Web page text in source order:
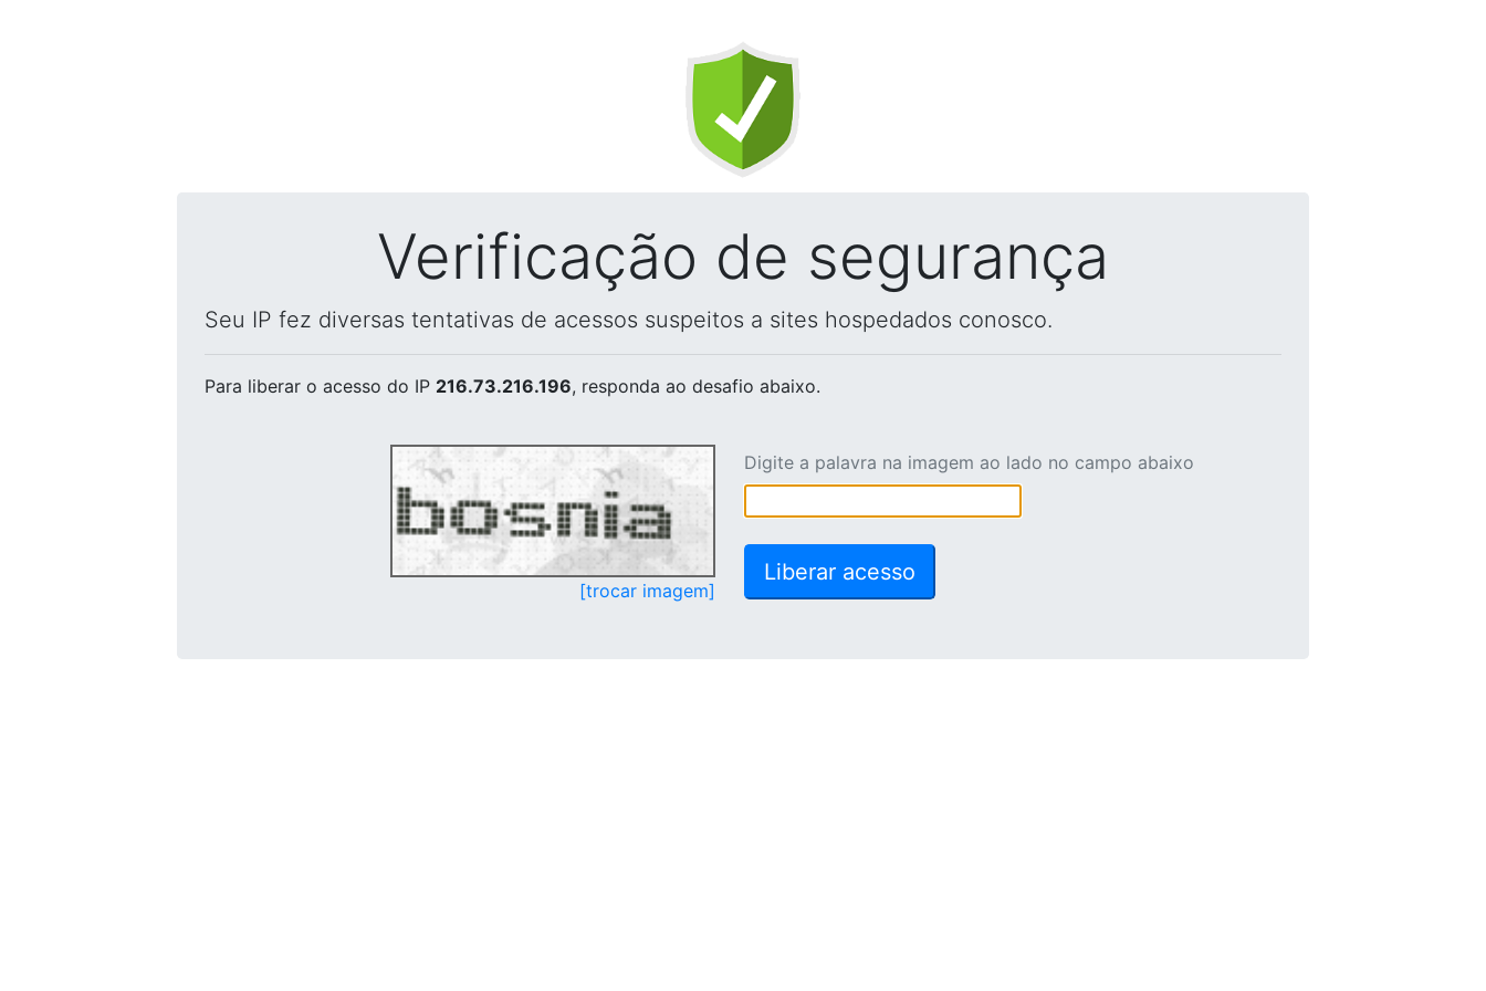
Verificação de segurança
Seu IP fez diversas tentativas de acessos suspeitos a sites hospedados conosco.
Para liberar o acesso do IP 216.73.216.196, responda ao desafio abaixo.
[trocar imagem]
Digite a palavra na imagem ao lado no campo abaixo